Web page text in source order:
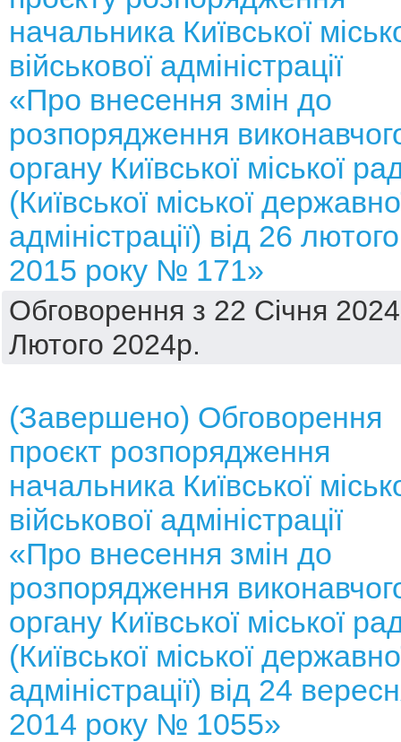
начальника Київської
військової адміністрації
«Про внесення змін до
розпорядження
органу Київської міської
(Київської міської
адміністрації) від 26 лютого
2015 року № 171»
Обговорення з 22 Січня
Лютого 2024р.
(Завершено) Обговорення
проєкт розпорядження
начальника Київської
військової адміністрації
«Про внесення змін до
розпорядження
органу Київської міської
(Київської міської
адміністрації) від 24
2014 року № 1055»